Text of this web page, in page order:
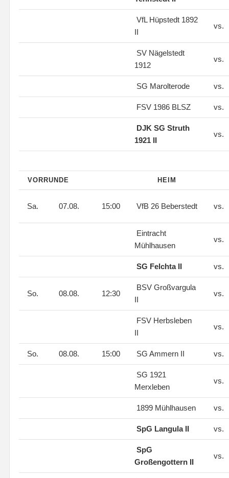
VfL Hüpstedt 1892
II
vs.
SV Nägelstedt
1912
vs.
SG Marolterode vs.
FSV 1986 BLSZ vs.
DJK SG Struth
1921 II
vs.
VORRUNDE HEIM
Sa. 07.08. 15:00 VfB 26 Beberstedt vs.
Eintracht
Mühlhausen
vs.
SG Felchta II vs.
So. 08.08. 12:30
BSV Großvargula
II
vs.
FSV Herbsleben
II
vs.
So. 08.08. 15:00 SG Ammern II vs.
SG 1921
Merxleben
vs.
1899 Mühlhausen vs.
SpG Langula II vs.
SpG
Großengottern II
vs.